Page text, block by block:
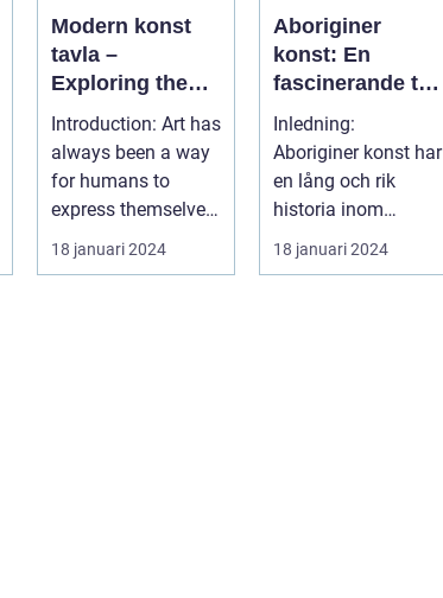
Modern konst
tavla –
Exploring the
World of
Contemporary
Art
Introduction: Art has
always been a way
for humans to
express themselves
and their
experiences. Over...
18 januari 2024
Aboriginer
konst: En
fascinerande titt
på
ursprungsbefolk
ningens unika
konstform
Inledning:
Aboriginer konst har
en lång och rik
historia inom
Australiens
ursprungsbefolknin
18 januari 2024